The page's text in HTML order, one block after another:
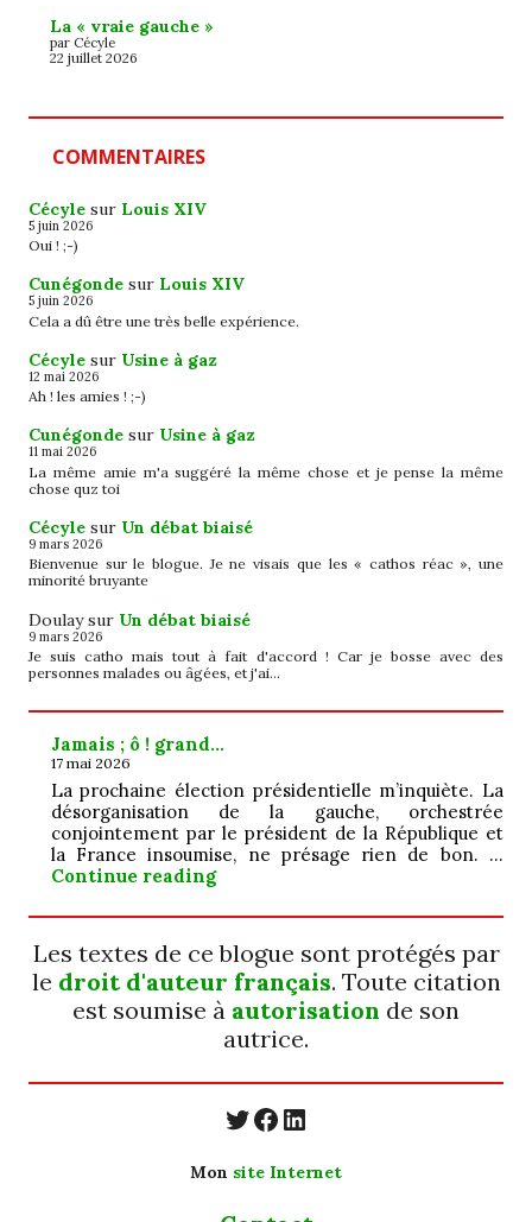
La « vraie gauche »
par Cécyle
22 juillet 2026
COMMENTAIRES
Cécyle sur Louis XIV
5 juin 2026
Oui ! ;-)
Cunégonde sur Louis XIV
5 juin 2026
Cela a dû être une très belle expérience.
Cécyle sur Usine à gaz
12 mai 2026
Ah ! les amies ! ;-)
Cunégonde sur Usine à gaz
11 mai 2026
La même amie m'a suggéré la même chose et je pense la même
chose quz toi
Cécyle sur Un débat biaisé
9 mars 2026
Bienvenue sur le blogue. Je ne visais que les « cathos réac », une
minorité bruyante
Doulaysur Un débat biaisé
9 mars 2026
Je suis catho mais tout à fait d'accord ! Car je bosse avec des
personnes malades ou âgées, et j'ai…
Jamais ; ô ! grand…
17 mai 2026
La prochaine élection présidentielle m’inquiète. La
désorganisation de la gauche, orchestrée
conjointement par le président de la République et
la France insoumise, ne présage rien de bon. …
Continue readingJamais ; ô ! grand…
Les textes de ce blogue sont protégés par
le droit d'auteur français. Toute citation
est soumise à autorisation de son
autrice.
https://twitter.com/
https://
https://www.linkedin.com/in/cecyle-jung-cyjung/
Mon site Internet